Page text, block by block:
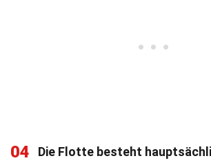
04
Die Flotte besteht